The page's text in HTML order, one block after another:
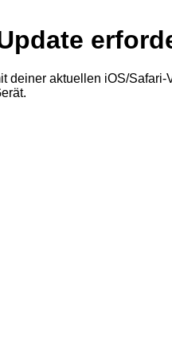
deiner aktuellen iOS/